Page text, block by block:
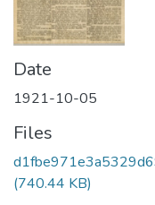
Date
1921-10-05
Files
(740.44 KB)